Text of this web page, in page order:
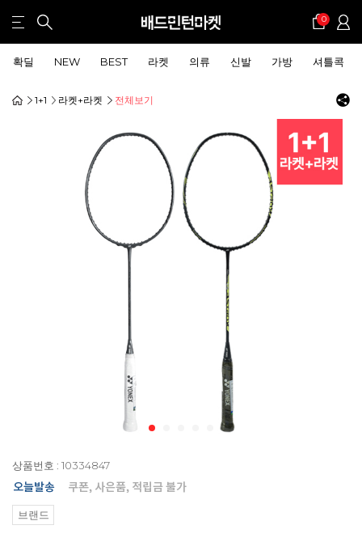
0
확딜 NEW BEST 라켓 의류 신발 가방 셔틀콕
1+1 라켓+라켓 전체보기
상품번호 : 10334847
브랜드